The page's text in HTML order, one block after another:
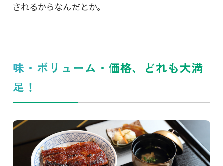
されるからなんだとか。
味・ボリューム・価格、どれも大満
足！